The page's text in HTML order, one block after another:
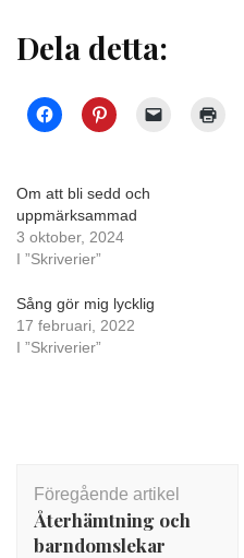
Dela detta:
Om att bli sedd och
uppmärksammad
3 oktober, 2024
I ”Skriverier”
Sång gör mig lycklig
17 februari, 2022
I ”Skriverier”
Föregående artikel
Återhämtning och
barndomslekar